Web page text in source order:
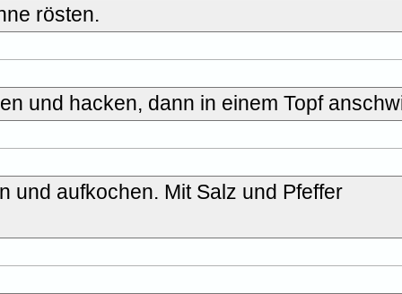
rösten.
und hacken, dann in einem Topf
und aufkochen. Mit Salz und Pfeffer